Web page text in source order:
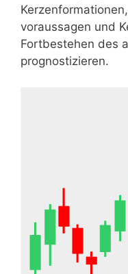
voraussagen und
Fortbestehen des
prognostizieren.